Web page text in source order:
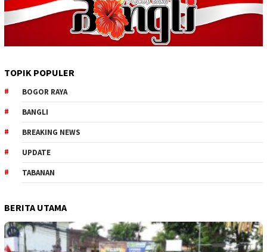
TOPIK POPULER
BOGOR RAYA
BANGLI
BREAKING NEWS
UPDATE
TABANAN
BERITA UTAMA